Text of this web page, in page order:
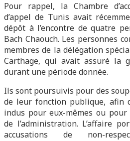
Pour rappel, la Chambre
d’appel de Tunis avait
dépôt à l’encontre de quatre
Bach Chaouch. Les personnes
membres de la délégation
Carthage, qui avait assuré la
durant une période donnée.
Ils sont poursuivis pour des
de leur fonction publique, afin
indus pour eux-mêmes ou
de l’administration. L’affaire
accusations de non-